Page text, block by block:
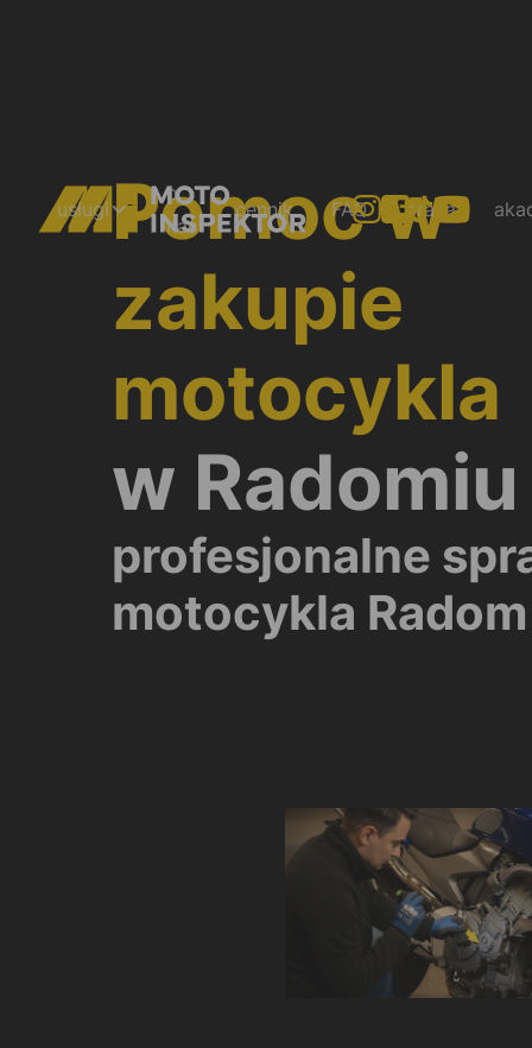
usługi
o
nas
cennik FAQ praca
Pomoc w
zakupie
motocykla
w Radomiu
profesjonalne
motocykla Radom